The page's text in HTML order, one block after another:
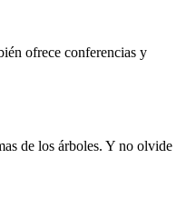
ofrece conferencias y
de los árboles. Y no olvide